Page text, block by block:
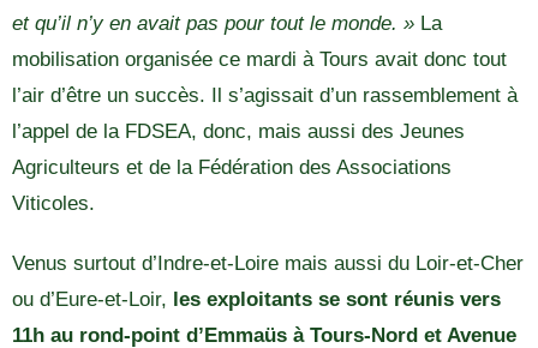
et qu’il n’y en avait pas pour tout le monde. » La
mobilisation organisée ce mardi à Tours avait donc tout
l’air d’être un succès. Il s’agissait d’un rassemblement à
l’appel de la FDSEA, donc, mais aussi des Jeunes
Agriculteurs et de la Fédération des Associations
Viticoles.
Venus surtout d’Indre-et-Loire mais aussi du Loir-et-Cher
ou d’Eure-et-Loir, les exploitants se sont réunis vers
11h au rond-point d’Emmaüs à Tours-Nord et Avenue